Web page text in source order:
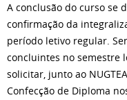
A conclusão do curso se
confirmação da
período letivo regular.
concluintes no semestre
solicitar, junto ao
Confecção de Diploma